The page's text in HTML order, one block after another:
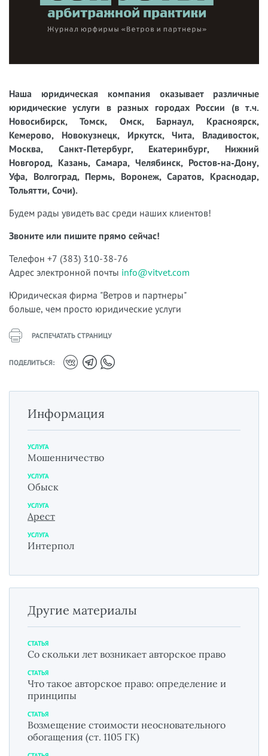
Наша юридическая компания оказывает различные
юридические услуги в разных городах России (в т.ч.
Новосибирск, Томск, Омск, Барнаул, Красноярск,
Кемерово, Новокузнецк, Иркутск, Чита, Владивосток,
Москва, Санкт-Петербург, Екатеринбург, Нижний
Новгород, Казань, Самара, Челябинск, Ростов-на-Дону,
Уфа, Волгоград, Пермь, Воронеж, Саратов, Краснодар,
Тольятти, Сочи).
Будем рады увидеть вас среди наших клиентов!
Звоните или пишите прямо сейчас!
Телефон +7 (383) 310-38-76
Адрес электронной почты info@vitvet.com
Юридическая фирма "Ветров и партнеры"
больше, чем просто юридические услуги
РАСПЕЧАТАТЬ СТРАНИЦУ
ПОДЕЛИТЬСЯ:
Информация
УСЛУГА
Мошенничество
УСЛУГА
Обыск
УСЛУГА
Арест
УСЛУГА
Интерпол
Другие материалы
СТАТЬЯ
Со скольки лет возникает авторское право
СТАТЬЯ
Что такое авторское право: определение и
принципы
СТАТЬЯ
Возмещение стоимости неосновательного
обогащения (ст. 1105 ГК)